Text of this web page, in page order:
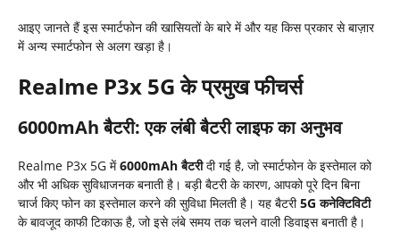
आइए जानते हैं इस स्मार्टफोन की खासियतों के बारे में और यह किस प्रकार से बाज़ार
में अन्य स्मार्टफोन से अलग खड़ा है।
Realme P3x 5Gके प्रमुख फीचर्स
6000mAhबैटरी: एक लंबी बैटरी लाइफ का अनुभव
Realme P3x 5G में6000mAhबैटरीदी गई है, जो स्मार्टफोन के इस्तेमाल को
और भी अधिक सुविधाजनक बनाती है। बड़ी बैटरी के कारण, आपको पूरे दिन बिना
चार्ज किए फोन का इस्तेमाल करने की सुविधा मिलती है। यह बैटरी5Gकनेक्टिविटी
के बावजूद काफी टिकाऊ है, जो इसे लंबे समय तक चलने वाली डिवाइस बनाती है।